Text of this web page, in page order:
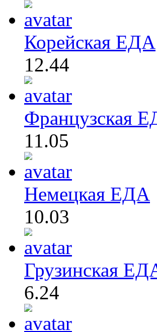
Корейская ЕДА
12.44
Французская
11.05
Немецкая ЕДА
10.03
Грузинская
6.24